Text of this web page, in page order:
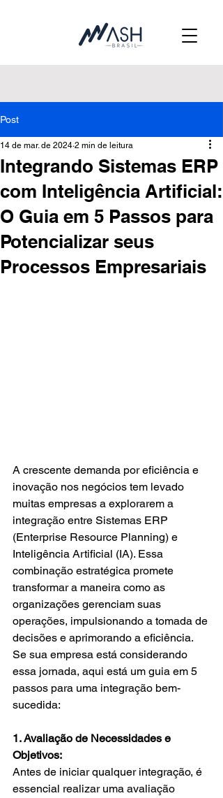
Post
Integrando Sistemas ERP
com Inteligência Artificial:
O Guia em 5 Passos para
Potencializar seus
Processos Empresariais
14 de mar. de 2024 2 min de leitura
A crescente demanda por eficiência e
inovação nos negócios tem levado
muitas empresas a explorarem a
integração entre Sistemas ERP
(Enterprise Resource Planning) e
Inteligência Artificial (IA). Essa
combinação estratégica promete
transformar a maneira como as
organizações gerenciam suas
operações, impulsionando a tomada de
decisões e aprimorando a eficiência.
Se sua empresa está considerando
essa jornada, aqui está um guia em 5
passos para uma integração bem-
sucedida:
1. Avaliação de Necessidades e
Objetivos:
Antes de iniciar qualquer integração, é
essencial realizar uma avaliação